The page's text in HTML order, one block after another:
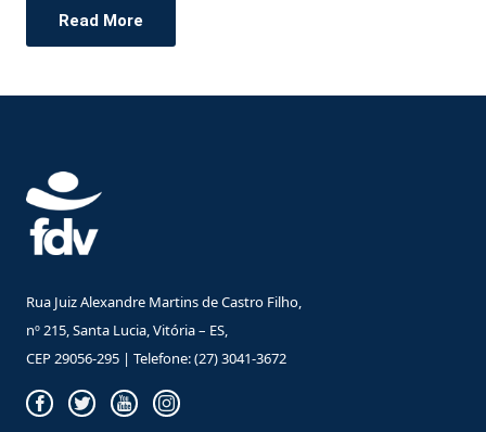
Read More
Rua Juiz Alexandre Martins de Castro Filho,
nº 215, Santa Lucia, Vitória – ES,
CEP 29056-295 | Telefone: (27) 3041-3672